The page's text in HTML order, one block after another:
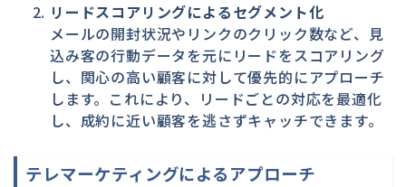
リードスコアリングによるセグメント化
メールの開封状況やリンクのクリック数など、見
込み客の行動データを元にリードをスコアリング
し、関心の高い顧客に対して優先的にアプローチ
します。これにより、リードごとの対応を最適化
し、成約に近い顧客を逃さずキャッチできます。
テレマーケティングによるアプローチ